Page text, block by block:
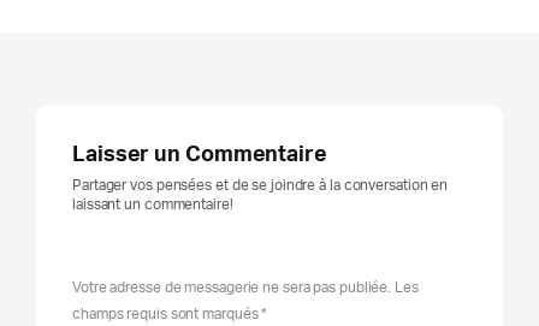
Laisser un Commentaire
Partager vos pensées et de se joindre à la conversation en
laissant un commentaire!
Votre adresse de messagerie ne sera pas publiée. Les
champs requis sont marqués *